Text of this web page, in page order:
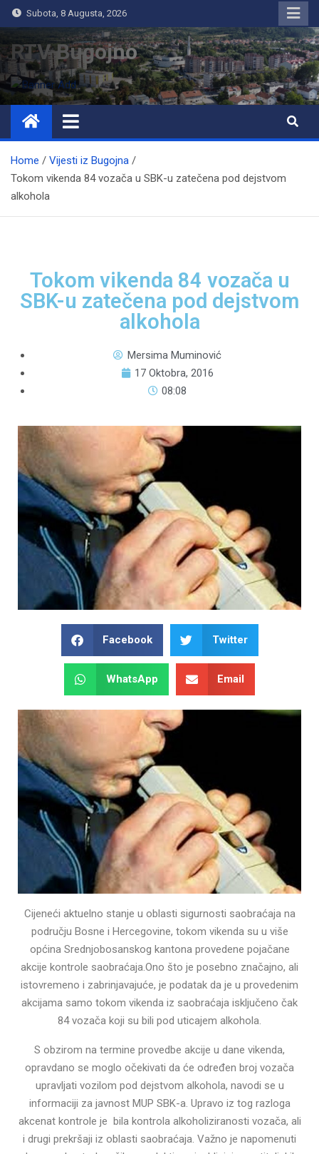
Subota, 8 Augusta, 2026
RTV Bugojno
Home
Vijesti iz Bugojna
Tokom vikenda 84 vozača u SBK-u zatečena pod dejstvom
alkohola
Tokom vikenda 84 vozača u
SBK-u zatečena pod dejstvom
alkohola
Mersima Muminović
17 Oktobra, 2016
08:08
Facebook Twitter
WhatsApp Email
Cijeneći aktuelno stanje u oblasti sigurnosti saobraćaja na
području Bosne i Hercegovine, tokom vikenda su u više
općina Srednjobosanskog kantona provedene pojačane
akcije kontrole saobraćaja.Ono što je posebno značajno, ali
istovremeno i zabrinjavajuće, je podatak da je u provedenim
akcijama samo tokom vikenda iz saobraćaja isključeno čak
84 vozača koji su bili pod uticajem alkohola.
S obzirom na termine provedbe akcije u dane vikenda,
opravdano se moglo očekivati da će određen broj vozača
upravljati vozilom pod dejstvom alkohola, navodi se u
informaciji za javnost MUP SBK-a. Upravo iz tog razloga
akcenat kontrole je bila kontrola alkoholiziranosti vozača, ali
i drugi prekršaji iz oblasti saobraćaja. Važno je napomenuti